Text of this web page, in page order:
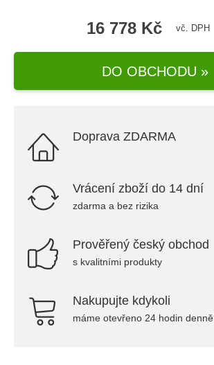
16 778 Kč vč. DPH
DO OBCHODU »
Doprava ZDARMA
Vrácení zboží do 14 dní
zdarma a bez rizika
Prověřený český obchod
s kvalitními produkty
Nakupujte kdykoli
máme otevřeno 24 hodin denně